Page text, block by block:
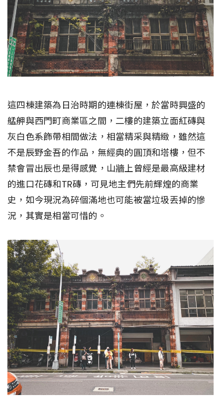
這四棟建築為日治時期的連棟街屋，於當時興盛的
艋舺與西門町商業區之間，二樓的建築立面紅磚與
灰白色系飾帶相間做法，相當精采與精緻，雖然這
不是辰野金吾的作品，無經典的圓頂和塔樓，但不
禁會冒出辰也是得感覺，山牆上曾經是最高級建材
的進口花磚和TR磚，可見地主們先前輝煌的商業
史，如今現況為碎個滿地也可能被當垃圾丟掉的慘
況，其實是相當可惜的。